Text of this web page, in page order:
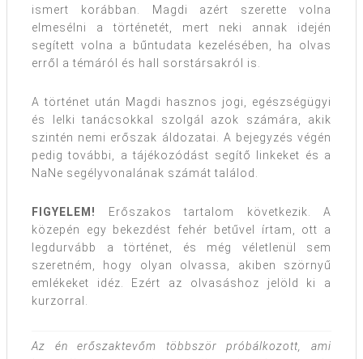
ismert korábban. Magdi azért szerette volna
elmesélni a történetét, mert neki annak idején
segített volna a bűntudata kezelésében, ha olvas
erről a témáról és hall sorstársakról is.
A történet után Magdi hasznos jogi, egészségügyi
és lelki tanácsokkal szolgál azok számára, akik
szintén nemi erőszak áldozatai. A bejegyzés végén
pedig további, a tájékozódást segítő linkeket és a
NaNe segélyvonalának számát találod.
FIGYELEM!
Erőszakos tartalom következik. A
közepén egy bekezdést fehér betűvel írtam, ott a
legdurvább a történet, és még véletlenül sem
szeretném, hogy olyan olvassa, akiben szörnyű
emlékeket idéz. Ezért az olvasáshoz jelöld ki a
kurzorral.
Az én erőszaktevőm többször próbálkozott, ami